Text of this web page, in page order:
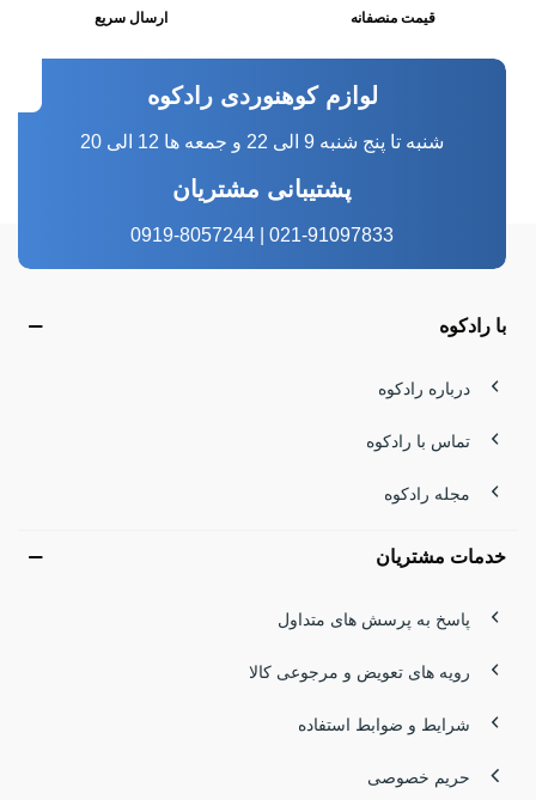
قیمت منصفانه ارسال سریع
لوازم کوهنوردی رادکوه
شنبه تا پنج شنبه 9 الی 22 و جمعه ها 12 الی 20
پشتیبانی مشتریان
021-91097833 | 0919-8057244
با رادکوه
درباره رادکوه
تماس با رادکوه
مجله رادکوه
خدمات مشتریان
پاسخ به پرسش های متداول
رویه های تعویض و مرجوعی کالا
شرایط و ضوابط استفاده
حریم خصوصی